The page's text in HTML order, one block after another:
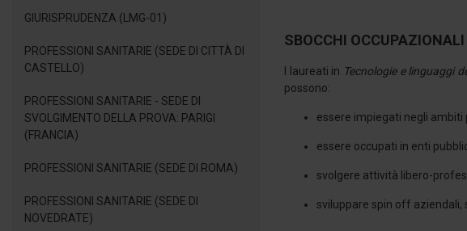
GIURISPRUDENZA (LMG-01)
PROFESSIONI SANITARIE (SEDE DI CITTÀ DI
CASTELLO)
PROFESSIONI SANITARIE - SEDE DI
SVOLGIMENTO DELLA PROVA: PARIGI
(FRANCIA)
PROFESSIONI SANITARIE (SEDE DI ROMA)
PROFESSIONI SANITARIE (SEDE DI
NOVEDRATE)
SBOCCHI OCCUPAZIONALI
I laureati in Tecnologie e linguaggi
possono:
essere impiegati negli ambiti
essere occupati in enti
svolgere attività libero-
sviluppare spin off